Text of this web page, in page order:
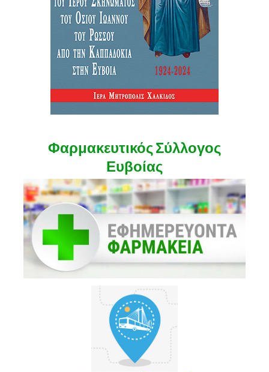
Φαρμακευτικός Σύλλογος
Ευβοίας